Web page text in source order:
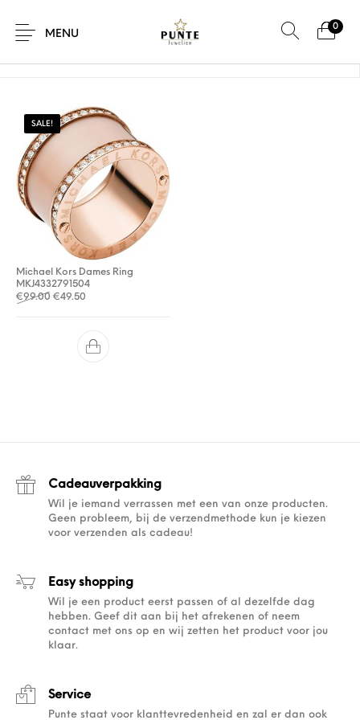
MENU
0
Sale Sieraden
Giftcard
Home / Product Maat
SALE!
Michael Kors Dames Ring
MKJ4332791504
€99.00 Oorspronkelijke prijs was: €99.00.
€49.50
Cadeauverpakking
Wil je iemand verrassen met een van onze producten.
Geen probleem, bij de verzendmethode kun je kiezen
voor verzenden als cadeau!
Easy shopping
Wil je een product eerst passen of al dezelfde dag
hebben. Geef dit aan bij het afrekenen of neem
contact met ons op en wij zetten het product voor jou
klaar.
Service
Punte staat voor klanttevredenheid en zal er dan ook